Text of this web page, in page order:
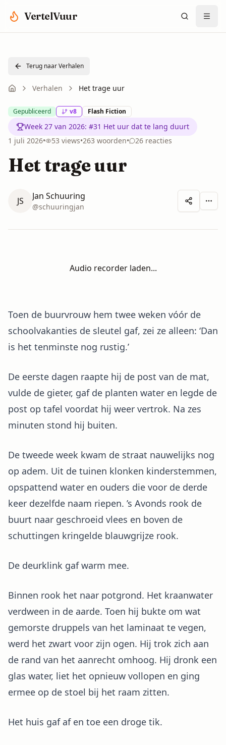
VertelVuur
Terug naar Verhalen
Verhalen Het trage uur
Gepubliceerd v8 Flash Fiction
Week 27 van 2026: #31 Het uur dat te lang duurt
1 juli 2026• 53 views•263 woorden• 26 reacties
Het trage uur
JS Jan Schuuring
@schuuringjan
Audio recorder laden...
Toen de buurvrouw hem twee weken vóór de
schoolvakanties de sleutel gaf, zei ze alleen: ‘Dan
is het tenminste nog rustig.’
De eerste dagen raapte hij de post van de mat,
vulde de gieter, gaf de planten water en legde de
post op tafel voordat hij weer vertrok. Na zes
minuten stond hij buiten.
De tweede week kwam de straat nauwelijks nog
op adem. Uit de tuinen klonken kinderstemmen,
opspattend water en ouders die voor de derde
keer dezelfde naam riepen. ’s Avonds rook de
buurt naar geschroeid vlees en boven de
schuttingen kringelde blauwgrijze rook.
De deurklink gaf warm mee.
Binnen rook het naar potgrond. Het kraanwater
verdween in de aarde. Toen hij bukte om wat
gemorste druppels van het laminaat te vegen,
werd het zwart voor zijn ogen. Hij trok zich aan
de rand van het aanrecht omhoog. Hij dronk een
glas water, liet het opnieuw vollopen en ging
ermee op de stoel bij het raam zitten.
Het huis gaf af en toe een droge tik.